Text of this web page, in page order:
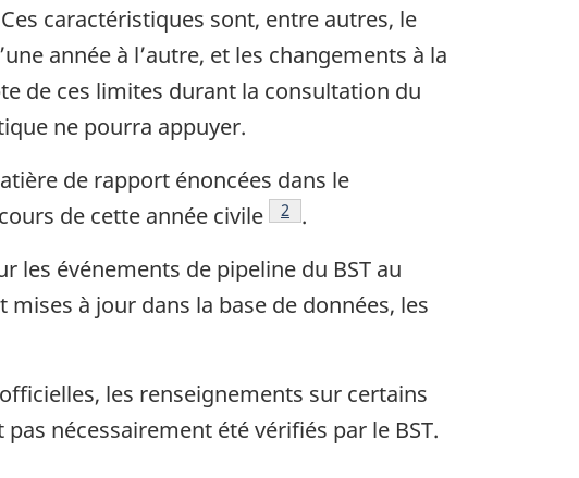
caractéristiques sont, entre autres, le
année à l’autre, et les changements à la
de ces limites durant la consultation du
ne pourra appuyer.
de rapport énoncées dans le
de cette année civile Note de bas de page
2
.
les événements de pipeline du BST au
à jour dans la base de données, les
les renseignements sur certains
nécessairement été vérifiés par le BST.